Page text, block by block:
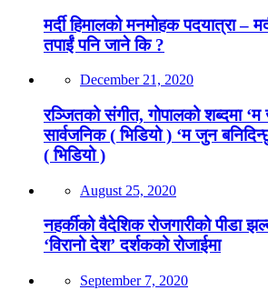
मर्दी हिमालको मनमोहक पदयात्रा –
तपाईं पनि जाने कि ?
December 21, 2020
रञ्जितको संगीत, गोपालको शब्दमा ‘म
सार्वजनिक ( भिडियो ) ‘म जुन
( भिडियो )
August 25, 2020
नहर्कीको वैदेशिक रोजगारीको पीडा
‘विरानो देश’ दर्शकको रोजाईमा
September 7, 2020